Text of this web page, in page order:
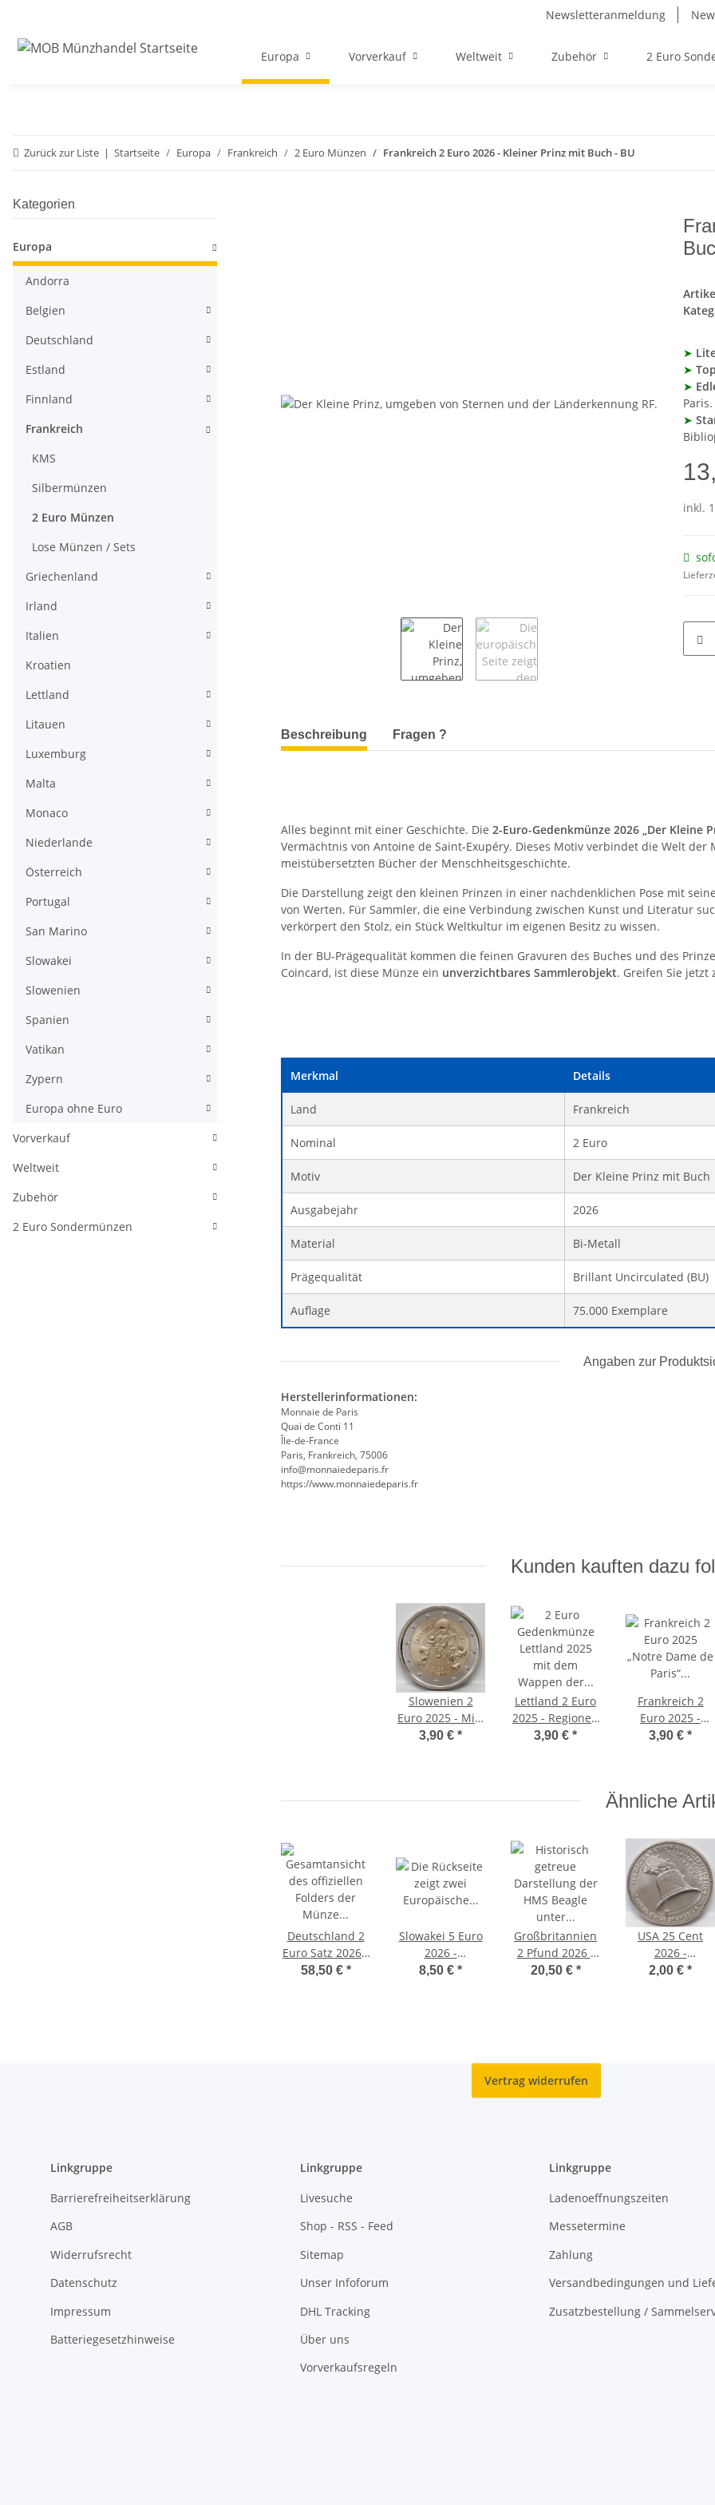
Newsletteranmeldung
Europa Vorverkauf Weltweit Zubehör 2 Euro
Zurück zur Liste Startseite Europa Frankreich 2 Euro Münzen Frankreich 2 Euro 2026 - Kleiner Prinz mit Buch - BU
➤
➤
➤
Paris.
➤
inkl.
weitere Registerkarten anzeigen
Beschreibung Fragen ?
Alles beginnt mit einer Geschichte. Die 2-Euro-Gedenkmünze 2026 „Der Kleine
Vermächtnis von Antoine de Saint-Exupéry. Dieses Motiv verbindet die Welt
meistübersetzten Bücher der Menschheitsgeschichte.
Die Darstellung zeigt den kleinen Prinzen in einer nachdenklichen Pose mit
von Werten. Für Sammler, die eine Verbindung zwischen Kunst und Literatur
verkörpert den Stolz, ein Stück Weltkultur im eigenen Besitz zu wissen.
In der BU-Prägequalität kommen die feinen Gravuren des Buches und des
Coincard, ist diese Münze ein unverzichtbares Sammlerobjekt. Greifen Sie jetzt
Merkmal Details
Land Frankreich
Nominal 2 Euro
Motiv Der Kleine Prinz mit Buch
Ausgabejahr 2026
Material Bi-Metall
Prägequalität Brillant Uncirculated (BU)
Auflage 75.000 Exemplare
Angaben zur
Herstellerinformationen:
Monnaie de Paris
Quai de Conti 11
Île-de-France
Paris, Frankreich, 75006
info@monnaiedeparis.fr
https://www.monnaiedeparis.fr
Kunden kauften dazu
Slowenien 2
Euro 2025 - Miki
Muster unc.
3,90 € *
Lettland 2 Euro
2025 - Regionen
- Selija unc.
3,90 € *
Frankreich 2
Euro 2025 -
Notre Dame -
3,90 € *
Ähnliche
Deutschland 2
Euro Satz 2026 -
Konrad
58,50 € *
Slowakei 5 Euro
2026 -
Sumpfschildkröte
8,50 € *
Großbritannien
2 Pfund 2026 -
HMS Beagle
20,50 € *
USA 25 Cent
2026 -
Unabhängigkeit
2,00 € *
Kategorien
Europa
Andorra
Belgien
Deutschland
Estland
Finnland
Frankreich
KMS
Silbermünzen
2 Euro Münzen
Lose Münzen / Sets
Griechenland
Irland
Italien
Kroatien
Lettland
Litauen
Luxemburg
Malta
Monaco
Niederlande
Österreich
Portugal
San Marino
Slowakei
Slowenien
Spanien
Vatikan
Zypern
Europa ohne Euro
Vorverkauf
Weltweit
Zubehör
2 Euro Sondermünzen
Vertrag widerrufen
Linkgruppe
Barrierefreiheitserklärung
AGB
Widerrufsrecht
Datenschutz
Impressum
Batteriegesetzhinweise
Linkgruppe
Livesuche
Shop - RSS - Feed
Sitemap
Unser Infoforum
DHL Tracking
Über uns
Vorverkaufsregeln
Linkgruppe
Ladenoeffnungszeiten
Messetermine
Zahlung
Versandbedingungen und
Zusatzbestellung /